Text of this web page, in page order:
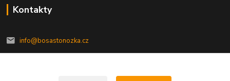
Kontakty
info@bosastonozka.cz